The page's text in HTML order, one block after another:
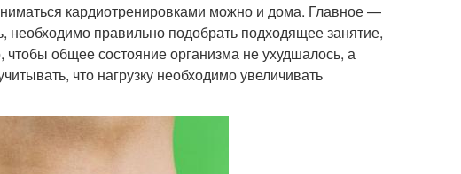
кардиотренировками можно и дома. Главное —
правильно подобрать подходящее занятие,
общее состояние организма не ухудшалось, а
что нагрузку необходимо увеличивать